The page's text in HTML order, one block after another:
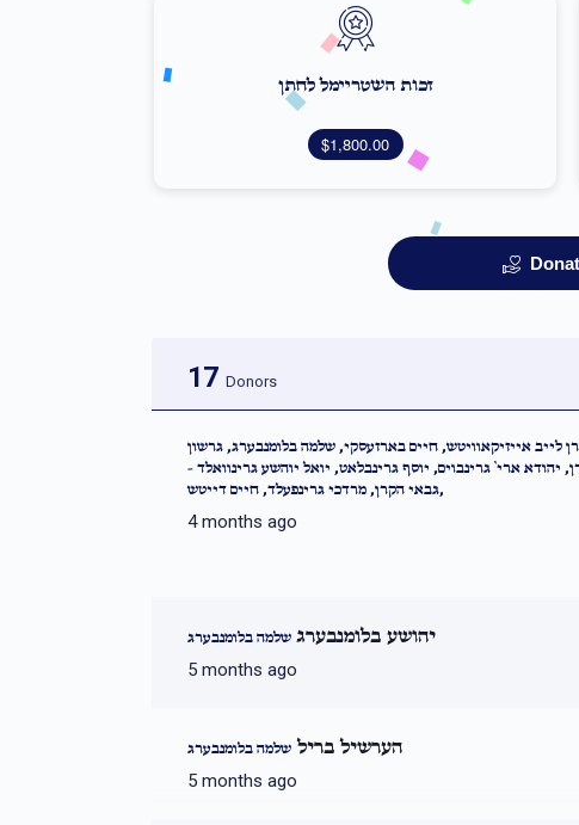
זכות השטריימל לחתן
$1,800.00
17 Donors
לייב אייזיקאוויטש, חיים בארזעסקי, שלמה בלומנבערג, גרשון
ארי` גרינבוים, יוסף גרינבלאט, יואל יוהשע גרינוואלד -
גבאי הקרן, מרדכי גרינפעלד, חיים דייטש,
4 months ago
יהושע בלומנבערג שלמה בלומנבערג
5 months ago
הערשיל בריל שלמה בלומנבערג
5 months ago